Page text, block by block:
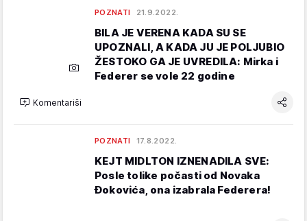
POZNATI 21.9.2022.
BILA JE VERENA KADA SU SE
UPOZNALI, A KADA JU JE POLJUBIO
ŽESTOKO GA JE UVREDILA: Mirka i
Federer se vole 22 godine
Komentariši
POZNATI 17.8.2022.
KEJT MIDLTON IZNENADILA SVE:
Posle tolike počasti od Novaka
Đokovića, ona izabrala Federera!